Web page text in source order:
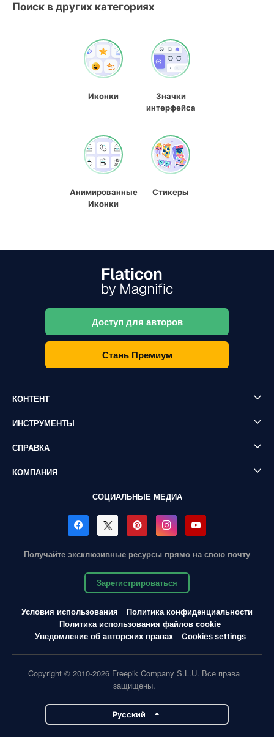
Поиск в других категориях
Иконки
Значки
интерфейса
Анимированные
Иконки
Стикеры
Доступ для авторов
Стань Премиум
КОНТЕНТ
ИНСТРУМЕНТЫ
СПРАВКА
КОМПАНИЯ
СОЦИАЛЬНЫЕ МЕДИА
Получайте эксклюзивные ресурсы прямо на свою почту
Зарегистрироваться
Условия использования
Политика конфиденциальности
Политика использования файлов cookie
Уведомление об авторских правах
Cookies settings
Copyright © 2010-2026 Freepik Company S.L.U. Все права
защищены.
Pусский